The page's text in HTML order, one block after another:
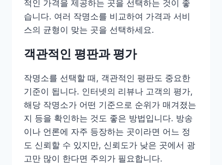
적인 가격을 제공하는 곳을 선택하는 것이 좋
습니다. 여러 작명소를 비교하여 가격과 서비
스의 균형이 맞는 곳을 선택하세요.
객관적인 평판과 평가
작명소를 선택할 때, 객관적인 평판도 중요한
기준이 됩니다. 인터넷의 리뷰나 고객의 평가,
해당 작명소가 어떤 기준으로 순위가 매겨졌는
지 등을 확인하는 것도 좋은 방법입니다. 방송
이나 언론에 자주 등장하는 곳이라면 어느 정
도 신뢰할 수 있지만, 신뢰도가 낮은 곳에서 광
고만 많이 한다면 주의가 필요합니다.